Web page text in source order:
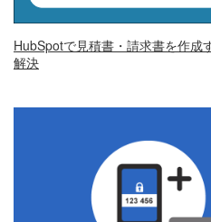
HubSpotで見積書・請求書を作成
解決